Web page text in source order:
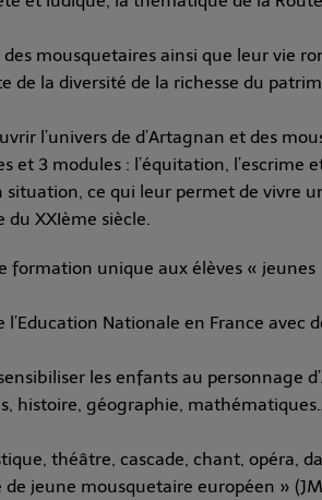
mousquetaires ainsi que leur vie
de la diversité de la richesse du
l’univers de d’Artagnan et des
et 3 modules : l’équitation, l’escrime
ce qui leur permet de vivre
XXIème siècle.
formation unique aux élèves « jeunes
Nationale en France avec
les enfants au personnage
histoire, géographie,
théâtre, cascade, chant, opéra,
jeune mousquetaire européen »